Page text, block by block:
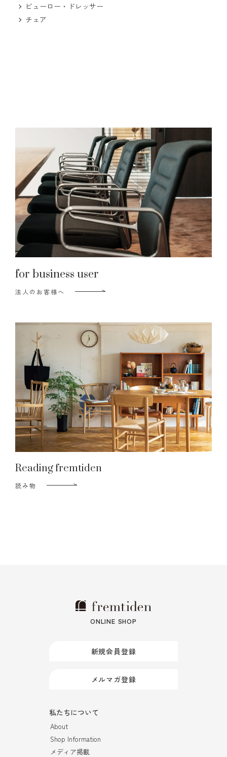
ビューロー・ドレッサー
チェア
for business user
法人のお客様へ
Reading fremtiden
読み物
ONLINE SHOP
新規会員登録
メルマガ登録
私たちについて
About
Shop Information
メディア掲載